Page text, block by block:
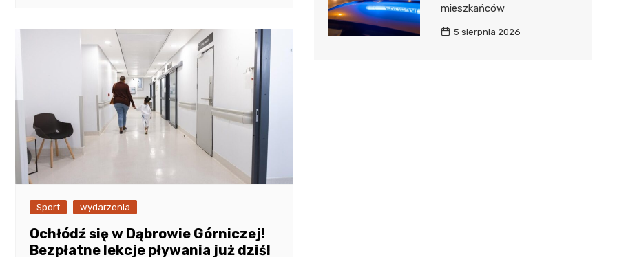
Sport wydarzenia
Ochłódź się w Dąbrowie Górniczej!
Bezpłatne lekcje pływania już dziś!
mieszkańców
5 sierpnia 2026